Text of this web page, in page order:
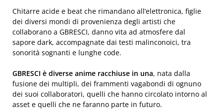
Chitarre acide e beat che rimandano all’elettronica, figlie
dei diversi mondi di provenienza degli artisti che
collaborano a GBRESCI, danno vita ad atmosfere dal
sapore dark, accompagnate dai testi malinconoici, tra
sonorità sognanti e lunghe code.
GBRESCI è diverse anime racchiuse in una, nata dalla
fusione dei multipli, dei frammenti vagabondi di ognuno
dei suoi collaboratori, quelli che hanno circolato intorno al
asset e quelli che ne faranno parte in futuro.